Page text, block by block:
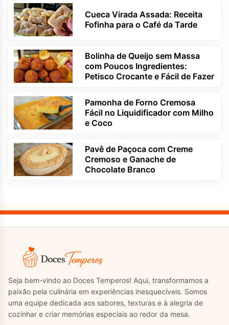
Cueca Virada Assada: Receita
Fofinha para o Café da Tarde
Bolinha de Queijo sem Massa
com Poucos Ingredientes:
Petisco Crocante e Fácil de Fazer
Pamonha de Forno Cremosa
Fácil no Liquidificador com Milho
e Coco
Pavê de Paçoca com Creme
Cremoso e Ganache de
Chocolate Branco
Seja bem-vindo ao Doces Temperos! Aqui, transformamos a
paixão pela culinária em experiências inesquecíveis. Somos
uma equipe dedicada aos sabores, texturas e à alegria de
cozinhar e criar memórias especiais ao redor da mesa.